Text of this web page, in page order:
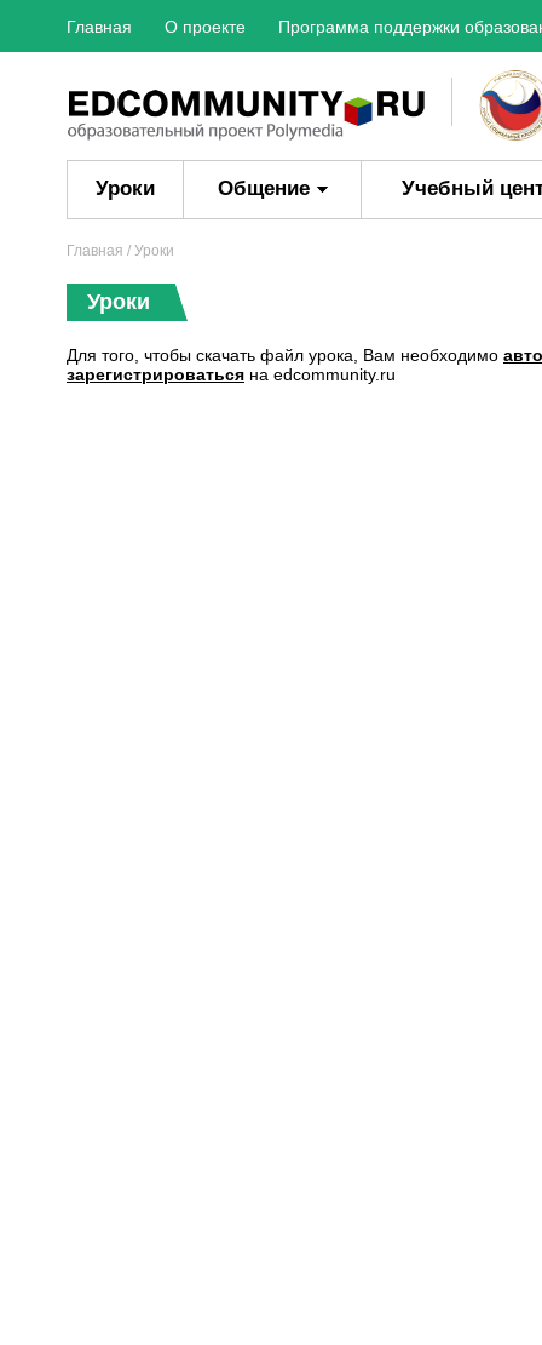
Главная О проекте Программа поддержки
Уроки Общение Учебный
Главная / Уроки
Уроки
Для того, чтобы скачать файл урока, Вам необходимо
зарегистрироваться на edcommunity.ru